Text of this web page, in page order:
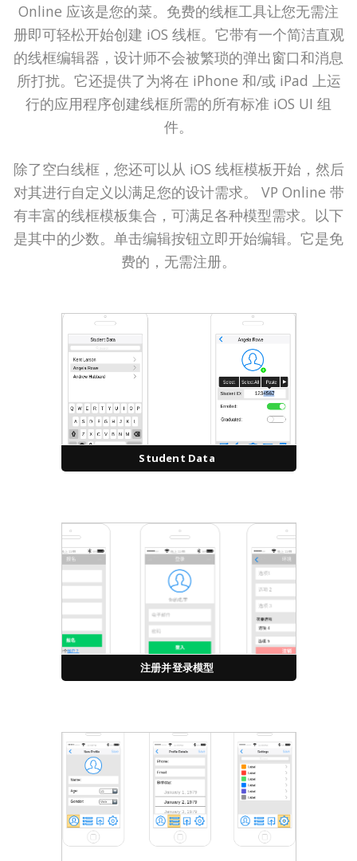
Online 应该是您的菜。免费的线框工具让您无需注
册即可轻松开始创建 iOS 线框。它带有一个简洁直观
的线框编辑器，设计师不会被繁琐的弹出窗口和消息
所打扰。它还提供了为将在 iPhone 和/或 iPad 上运
行的应用程序创建线框所需的所有标准 iOS UI 组
件。
除了空白线框，您还可以从 iOS 线框模板开始，然后
对其进行自定义以满足您的设计需求。 VP Online 带
有丰富的线框模板集合，可满足各种模型需求。以下
是其中的少数。单击编辑按钮立即开始编辑。它是免
费的，无需注册。
Student Data
注册并登录模型